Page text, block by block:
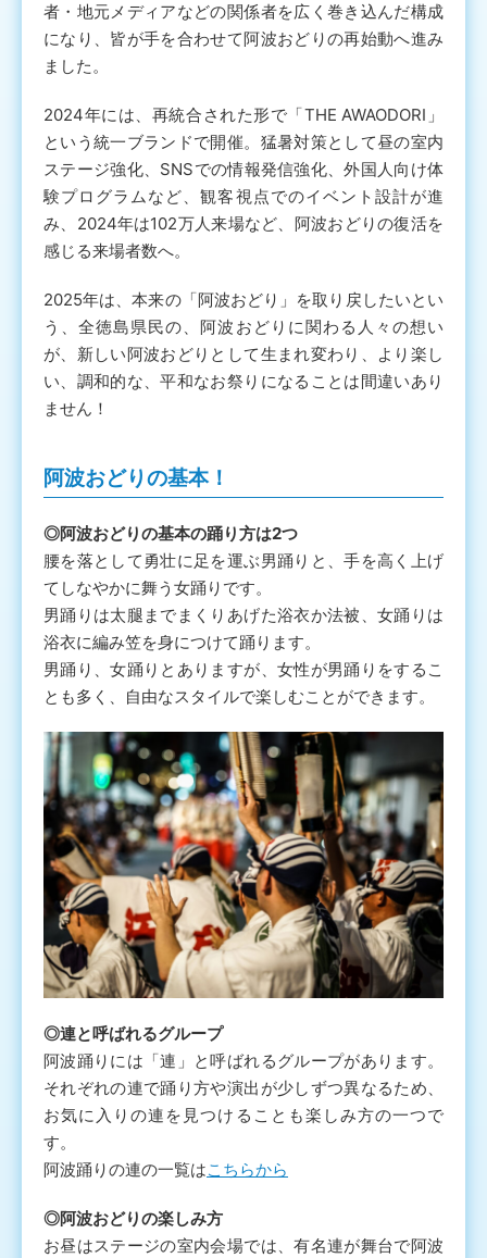
者・地元メディアなどの関係者を広く巻き込んだ構成
になり、皆が手を合わせて阿波おどりの再始動へ進み
ました。
2024年には、再統合された形で「THE AWAODORI」
という統一ブランドで開催。猛暑対策として昼の室内
ステージ強化、SNSでの情報発信強化、外国人向け体
験プログラムなど、観客視点でのイベント設計が進
み、2024年は102万人来場など、阿波おどりの復活を
感じる来場者数へ。
2025年は、本来の「阿波おどり」を取り戻したいとい
う、全徳島県民の、阿波おどりに関わる人々の想い
が、新しい阿波おどりとして生まれ変わり、より楽し
い、調和的な、平和なお祭りになることは間違いあり
ません！
阿波おどりの基本！
◎阿波おどりの基本の踊り方は2つ
腰を落として勇壮に足を運ぶ男踊りと、手を高く上げ
てしなやかに舞う女踊りです。
男踊りは太腿までまくりあげた浴衣か法被、女踊りは
浴衣に編み笠を身につけて踊ります。
男踊り、女踊りとありますが、女性が男踊りをするこ
とも多く、自由なスタイルで楽しむことができます。
◎連と呼ばれるグループ
阿波踊りには「連」と呼ばれるグループがあります。
それぞれの連で踊り方や演出が少しずつ異なるため、
お気に入りの連を見つけることも楽しみ方の一つで
す。
阿波踊りの連の一覧はこちらから
◎阿波おどりの楽しみ方
お昼はステージの室内会場では、有名連が舞台で阿波